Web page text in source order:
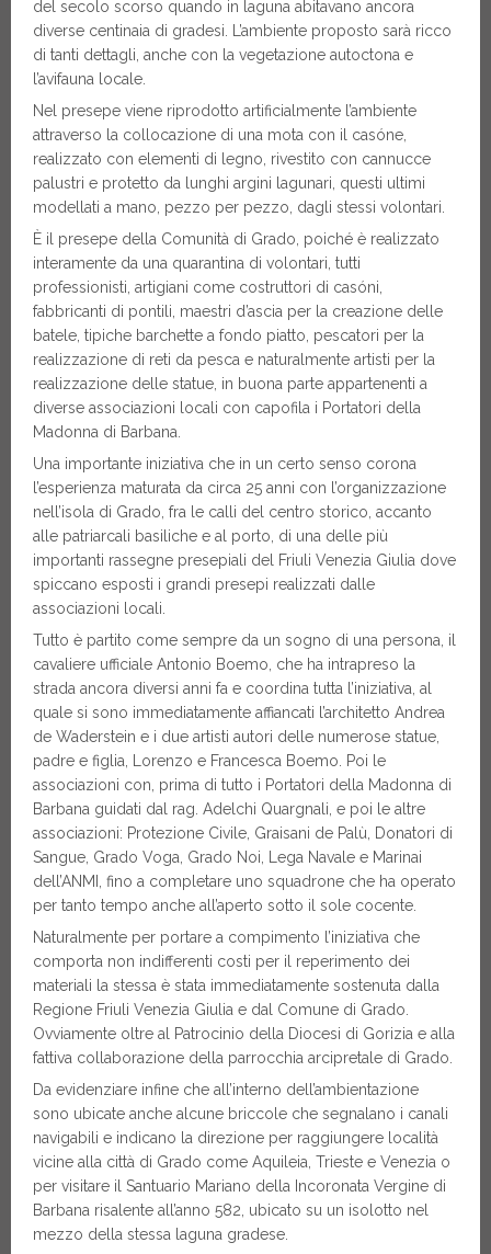
del secolo scorso quando in laguna abitavano ancora
diverse centinaia di gradesi. L’ambiente proposto sarà ricco
di tanti dettagli, anche con la vegetazione autoctona e
l’avifauna locale.
Nel presepe viene riprodotto artificialmente l’ambiente
attraverso la collocazione di una mota con il casóne,
realizzato con elementi di legno, rivestito con cannucce
palustri e protetto da lunghi argini lagunari, questi ultimi
modellati a mano, pezzo per pezzo, dagli stessi volontari.
È il presepe della Comunità di Grado, poiché è realizzato
interamente da una quarantina di volontari, tutti
professionisti, artigiani come costruttori di casóni,
fabbricanti di pontili, maestri d’ascia per la creazione delle
batele, tipiche barchette a fondo piatto, pescatori per la
realizzazione di reti da pesca e naturalmente artisti per la
realizzazione delle statue, in buona parte appartenenti a
diverse associazioni locali con capofila i Portatori della
Madonna di Barbana.
Una importante iniziativa che in un certo senso corona
l’esperienza maturata da circa 25 anni con l’organizzazione
nell’isola di Grado, fra le calli del centro storico, accanto
alle patriarcali basiliche e al porto, di una delle più
importanti rassegne presepiali del Friuli Venezia Giulia dove
spiccano esposti i grandi presepi realizzati dalle
associazioni locali.
Tutto è partito come sempre da un sogno di una persona, il
cavaliere ufficiale Antonio Boemo, che ha intrapreso la
strada ancora diversi anni fa e coordina tutta l’iniziativa, al
quale si sono immediatamente affiancati l’architetto Andrea
de Waderstein e i due artisti autori delle numerose statue,
padre e figlia, Lorenzo e Francesca Boemo. Poi le
associazioni con, prima di tutto i Portatori della Madonna di
Barbana guidati dal rag. Adelchi Quargnali, e poi le altre
associazioni: Protezione Civile, Graisani de Palù, Donatori di
Sangue, Grado Voga, Grado Noi, Lega Navale e Marinai
dell’ANMI, fino a completare uno squadrone che ha operato
per tanto tempo anche all’aperto sotto il sole cocente.
Naturalmente per portare a compimento l’iniziativa che
comporta non indifferenti costi per il reperimento dei
materiali la stessa è stata immediatamente sostenuta dalla
Regione Friuli Venezia Giulia e dal Comune di Grado.
Ovviamente oltre al Patrocinio della Diocesi di Gorizia e alla
fattiva collaborazione della parrocchia arcipretale di Grado.
Da evidenziare infine che all’interno dell’ambientazione
sono ubicate anche alcune briccole che segnalano i canali
navigabili e indicano la direzione per raggiungere località
vicine alla città di Grado come Aquileia, Trieste e Venezia o
per visitare il Santuario Mariano della Incoronata Vergine di
Barbana risalente all’anno 582, ubicato su un isolotto nel
mezzo della stessa laguna gradese.